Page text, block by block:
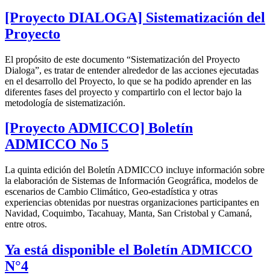
[Proyecto DIALOGA] Sistematización del
Proyecto
El propósito de este documento “Sistematización del Proyecto
Dialoga”, es tratar de entender alrededor de las acciones ejecutadas
en el desarrollo del Proyecto, lo que se ha podido aprender en las
diferentes fases del proyecto y compartirlo con el lector bajo la
metodología de sistematización.
[Proyecto ADMICCO] Boletín
ADMICCO No 5
La quinta edición del Boletín ADMICCO incluye información sobre
la elaboración de Sistemas de Información Geográfica, modelos de
escenarios de Cambio Climático, Geo-estadística y otras
experiencias obtenidas por nuestras organizaciones participantes en
Navidad, Coquimbo, Tacahuay, Manta, San Cristobal y Camaná,
entre otros.
Ya está disponible el Boletín ADMICCO
N°4